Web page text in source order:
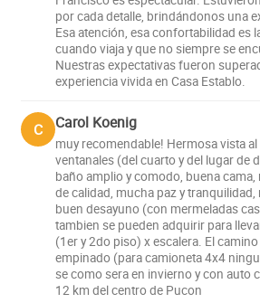
por cada detalle, brindándonos una
Esa atención, esa confortabilidad es
cuando viaja y que no siempre se
Nuestras expectativas fueron
experiencia vivida en Casa Establo.
C Carol Koenig
muy recomendable! Hermosa vista
ventanales (del cuarto y del lugar de
baño amplio y comodo, buena cama,
de calidad, mucha paz y tranquilidad,
buen desayuno (con mermeladas
tambien se pueden adquirir para
(1er y 2do piso) x escalera. El
empinado (para camioneta 4x4
se como sera en invierno y con auto
12 km del centro de Pucon